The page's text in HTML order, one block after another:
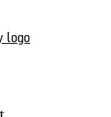
Archive
sustainable